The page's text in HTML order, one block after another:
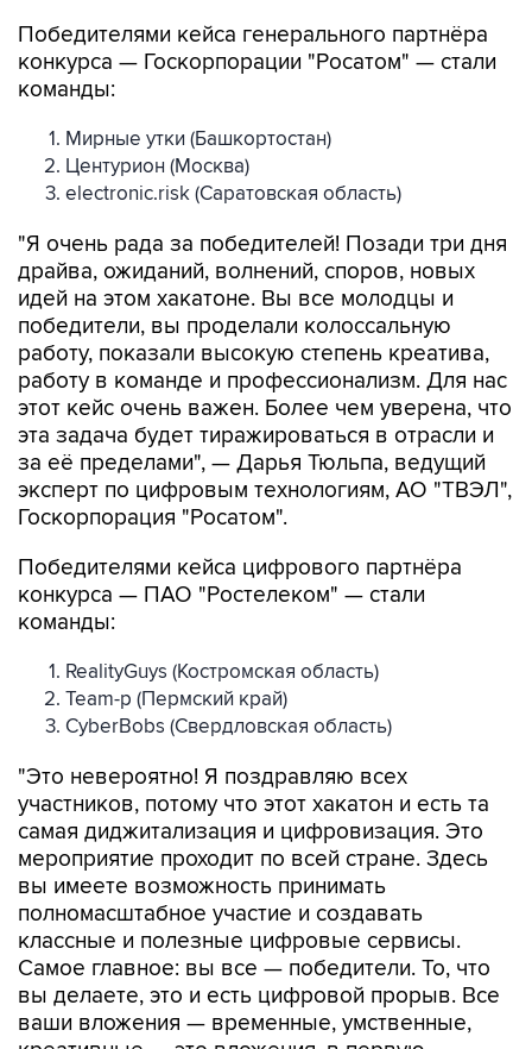
Победителями кейса генерального партнёра
конкурса — Госкорпорации "Росатом" — стали
команды:
Мирные утки (Башкортостан)
Центурион (Москва)
electronic.risk (Саратовская область)
"Я очень рада за победителей! Позади три дня
драйва, ожиданий, волнений, споров, новых
идей на этом хакатоне. Вы все молодцы и
победители, вы проделали колоссальную
работу, показали высокую степень креатива,
работу в команде и профессионализм. Для нас
этот кейс очень важен. Более чем уверена, что
эта задача будет тиражироваться в отрасли и
за её пределами", — Дарья Тюльпа, ведущий
эксперт по цифровым технологиям, АО "ТВЭЛ",
Госкорпорация "Росатом".
Победителями кейса цифрового партнёра
конкурса — ПАО "Ростелеком" — стали
команды:
RealityGuys (Костромская область)
Team-p (Пермский край)
CyberBobs (Свердловская область)
"Это невероятно! Я поздравляю всех
участников, потому что этот хакатон и есть та
самая диджитализация и цифровизация. Это
мероприятие проходит по всей стране. Здесь
вы имеете возможность принимать
полномасштабное участие и создавать
классные и полезные цифровые сервисы.
Самое главное: вы все — победители. То, что
вы делаете, это и есть цифровой прорыв. Все
ваши вложения — временные, умственные,